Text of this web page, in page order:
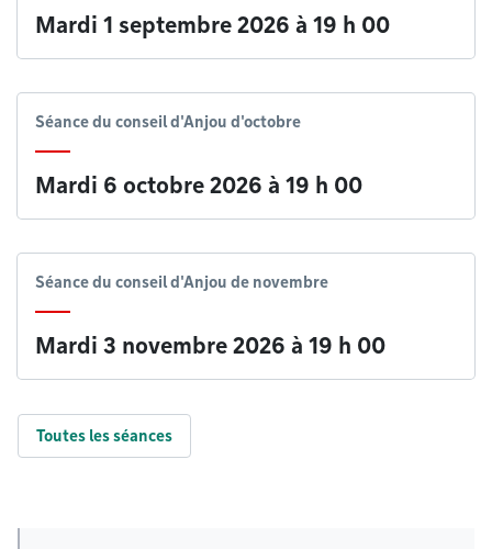
Mardi 1 septembre 2026 à 19 h 00
Séance du conseil d'Anjou d'octobre
Mardi 6 octobre 2026 à 19 h 00
Séance du conseil d'Anjou de novembre
Mardi 3 novembre 2026 à 19 h 00
Toutes les séances